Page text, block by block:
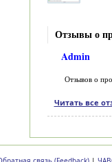
Отзывы о
Admin
Отзывов о
Читать все